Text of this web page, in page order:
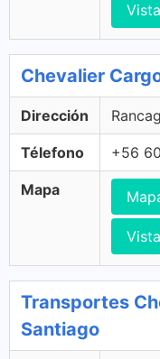
Chevalier
Dirección
Télefono +56
Mapa
Transportes
Santiago